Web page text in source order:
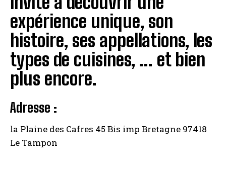
expérience unique, son
histoire, ses appellations, les
types de cuisines, … et bien
plus encore.
Adresse :
la Plaine des Cafres 45 Bis imp Bretagne 97418
Le Tampon